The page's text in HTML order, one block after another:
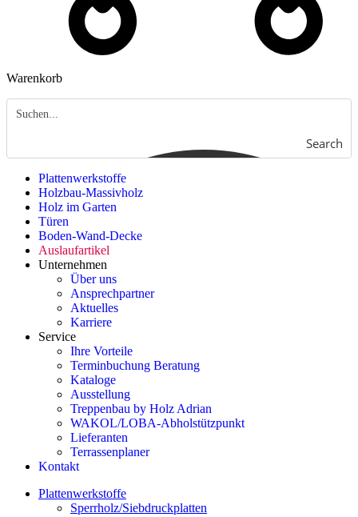
Warenkorb
Search
Plattenwerkstoffe
Holzbau-Massivholz
Holz im Garten
Türen
Boden-Wand-Decke
Auslaufartikel
Unternehmen
Über uns
Ansprechpartner
Aktuelles
Karriere
Service
Ihre Vorteile
Terminbuchung Beratung
Kataloge
Ausstellung
Treppenbau by Holz Adrian
WAKOL/LOBA-Abholstützpunkt
Lieferanten
Terrassenplaner
Kontakt
Plattenwerkstoffe
Sperrholz/Siebdruckplatten